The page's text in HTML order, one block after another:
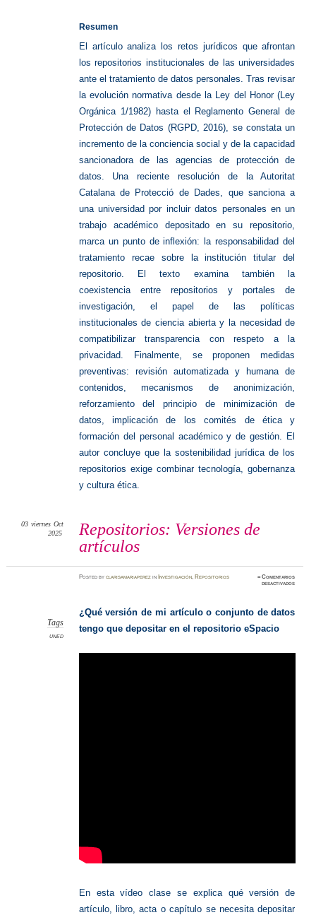
Resumen
El artículo analiza los retos jurídicos que afrontan
los repositorios institucionales de las universidades
ante el tratamiento de datos personales. Tras revisar
la evolución normativa desde la Ley del Honor (Ley
Orgánica 1/1982) hasta el Reglamento General de
Protección de Datos (RGPD, 2016), se constata un
incremento de la conciencia social y de la capacidad
sancionadora de las agencias de protección de
datos. Una reciente resolución de la Autoritat
Catalana de Protecció de Dades, que sanciona a
una universidad por incluir datos personales en un
trabajo académico depositado en su repositorio,
marca un punto de inflexión: la responsabilidad del
tratamiento recae sobre la institución titular del
repositorio. El texto examina también la
coexistencia entre repositorios y portales de
investigación, el papel de las políticas
institucionales de ciencia abierta y la necesidad de
compatibilizar transparencia con respeto a la
privacidad. Finalmente, se proponen medidas
preventivas: revisión automatizada y humana de
contenidos, mecanismos de anonimización,
reforzamiento del principio de minimización de
datos, implicación de los comités de ética y
formación del personal académico y de gestión. El
autor concluye que la sostenibilidad jurídica de los
repositorios exige combinar tecnología, gobernanza
y cultura ética.
Repositorios: Versiones de
artículos
03 viernes Oct
2025
Postedbyclarisamariaperez inInvestigación ,Repositorios ≈Comentarios
desactivadosen
Tags
UNED
¿Qué versión de mi artículo o conjunto de datos
tengo que depositar en el repositorio eSpacio
En esta vídeo clase se explica qué versión de
artículo, libro, acta o capítulo se necesita depositar